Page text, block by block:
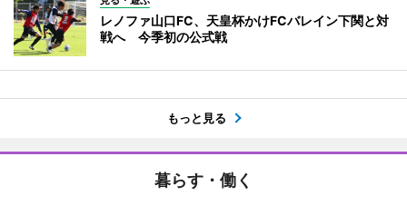
レノファ山口FC、天皇杯かけFCバレイン下関と対
戦へ 今季初の公式戦
もっと見る
暮らす・働く